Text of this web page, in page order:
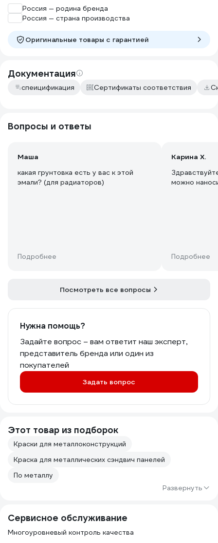
Россия — родина бренда
Россия — страна производства
Оригинальные товары c гарантией
Документация
спеицификация Сертификаты соответствия
Вопросы и ответы
Маша
какая грунтовка есть у вас к этой
эмали? (для радиаторов)
Подробнее
Карина Х.
можно
Подробнее
Посмотреть все вопросы
Нужна помощь?
Задайте вопрос – вам ответит наш эксперт,
представитель бренда или один из
покупателей
Задать вопрос
Этот товар из подборок
Краски для металлоконструкций
Краска для металлических сэндвич панелей
По металлу
Развернуть
Сервисное обслуживание
Многоуровневый контроль качества